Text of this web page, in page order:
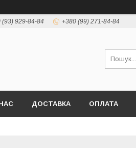
(93) 929-84-84 +380 (99) 271-84-84
ДОСТАВКА ОПЛАТА